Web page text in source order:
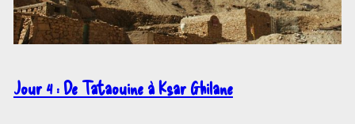
Jour 4 : De Tataouine à Ksar Ghilane